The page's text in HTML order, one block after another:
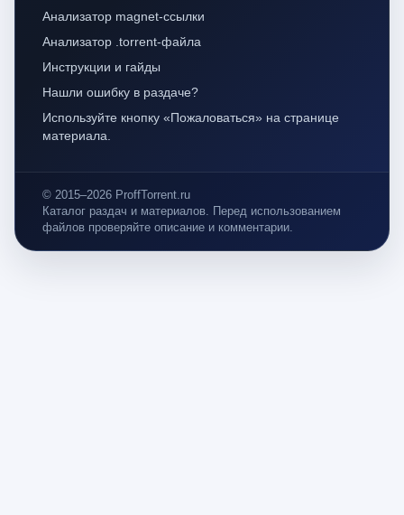
Анализатор magnet-ссылки
Анализатор .torrent-файла
Инструкции и гайды
Нашли ошибку в раздаче?
Используйте кнопку «Пожаловаться» на странице
материала.
© 2015–2026 ProffTorrent.ru
Каталог раздач и материалов. Перед использованием
файлов проверяйте описание и комментарии.